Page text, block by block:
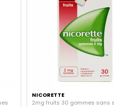
NICORETTE
2mg fruits 30 gommes sans